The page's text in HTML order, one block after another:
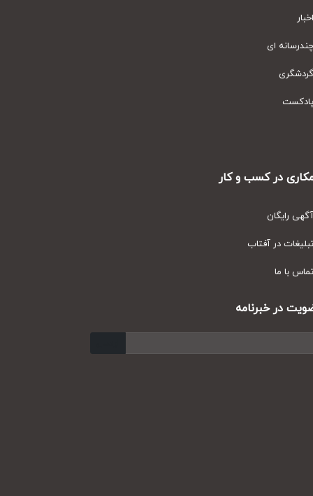
ای
در کسب و کار
رایگان
در آفتاب
با ما
در خبرنامه